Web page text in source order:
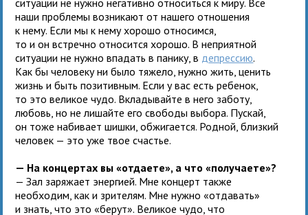
наши проблемы возникают от нашего отношения
к нему. Если мы к нему хорошо относимся,
то и он встречно относится хорошо. В неприятной
ситуации не нужно впадать в панику, в депрессию.
Как бы человеку ни было тяжело, нужно жить, ценить
жизнь и быть позитивным. Если у вас есть ребенок,
то это великое чудо. Вкладывайте в него заботу,
любовь, но не лишайте его свободы выбора. Пускай,
он тоже набивает шишки, обжигается. Родной, близкий
человек — это уже твое счастье.
— На концертах вы «отдаете», а что «получаете»?
— Зал заряжает энергией. Мне концерт также
необходим, как и зрителям. Мне нужно «отдавать»
и знать, что это «берут». Великое чудо, что